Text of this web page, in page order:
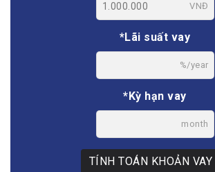
VNĐ
*Lãi suất vay
%/year
*Kỳ hạn vay
month
TÍNH TOÁN KHOẢN VAY